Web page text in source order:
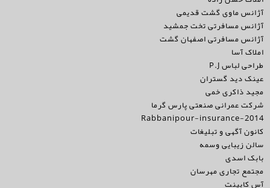
آژانس ماوی گشت قدیمی
آژانس مسافرتی تخت جمشید
آژانس مسافرتی اصفهان گشت
املاک آسا
طراحی لباس P.J
عینک دید گستران
مجید ذاکری خمی
شرکت عمرانی صنعتی پارس گرما
Rabbanipour-insurance-2014
کانون آگهی و تبلیغات
سالن زیبایی وسمه
بابک اسدی
مجتمع تجاری مهرسان
آس کابینت